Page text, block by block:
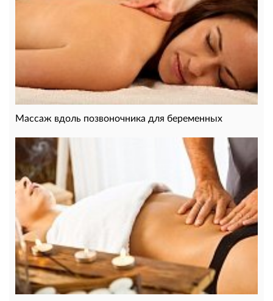
Массаж вдоль позвоночника для беременных